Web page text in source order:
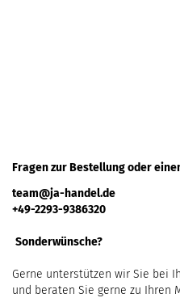
Fragen zur Bestellung oder
team@ja-handel.de
+49-2293-9386320
Sonderwünsche?
Gerne unterstützen wir Sie bei
und beraten Sie gerne zu Ihren